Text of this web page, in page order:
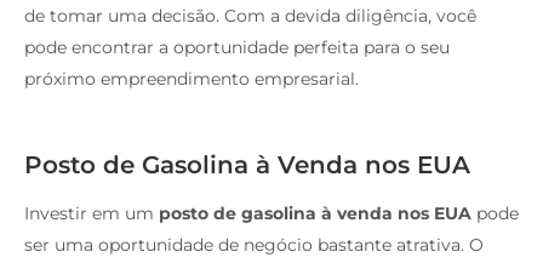
de tomar uma decisão. Com a devida diligência, você
pode encontrar a oportunidade perfeita para o seu
próximo empreendimento empresarial.
Posto de Gasolina à Venda nos EUA
Investir em um posto de gasolina à venda nos EUA pode
ser uma oportunidade de negócio bastante atrativa. O